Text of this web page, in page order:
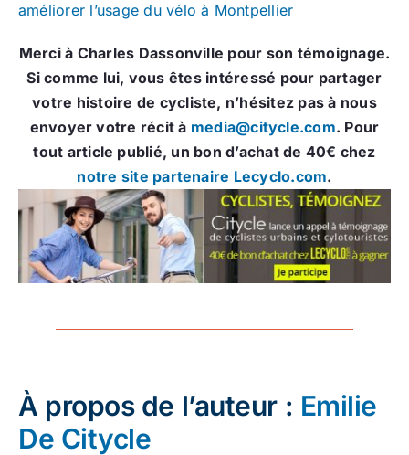
améliorer l’usage du vélo à Montpellier
Merci à Charles Dassonville pour son témoignage.
Si comme lui, vous êtes intéressé pour partager
votre histoire de cycliste, n’hésitez pas à nous
envoyer votre récit à media@citycle.com. Pour
tout article publié, un bon d’achat de 40€ chez
notre site partenaire Lecyclo.com.
À propos de l’auteur : Emilie
De Citycle